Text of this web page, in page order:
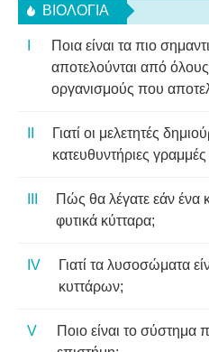
ΒΙΟΛΟΓΊΑ
Ποια είναι τα πιο
αποτελούνται από όλους
οργανισμούς που
Γιατί οι μελετητές
κατευθυντήριες
Πώς θα λέγατε εάν ένα
φυτικά κύτταρα;
Γιατί τα λυσοσώματα
κυττάρων;
Ποιο είναι το σύστημα